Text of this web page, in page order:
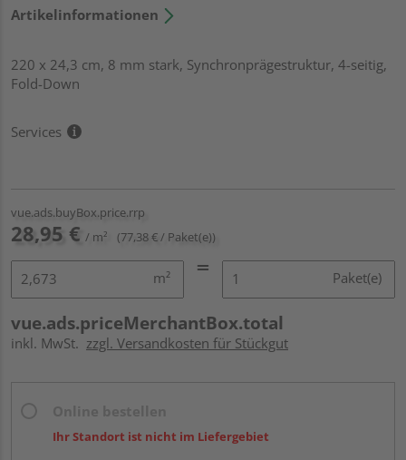
Artikelinformationen
220 x 24,3 cm, 8 mm stark, Synchronprägestruktur, 4-seitig,
Fold-Down
Services
vue.ads.buyBox.price.rrp
28,95 € / m² (77,38 € / Paket(e))
m² Paket(e)
vue.ads.priceMerchantBox.total
inkl. MwSt. zzgl. Versandkosten für Stückgut
Ihr Standort ist nicht im Liefergebiet